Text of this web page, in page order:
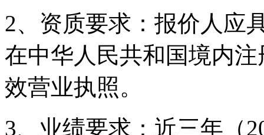
2、资质要求：报价人应
在中华人民共和国境内
效营业执照。
3、 业绩要求： 近三年（